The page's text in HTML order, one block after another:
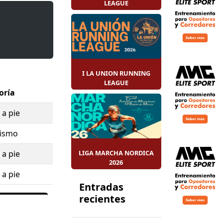
a las
.
lucha
pie
pie
pie
LEAGUE
I LA UNION RUNNING
LEAGUE
LIGA MARCHA NORDICA
2026
Entradas
recientes